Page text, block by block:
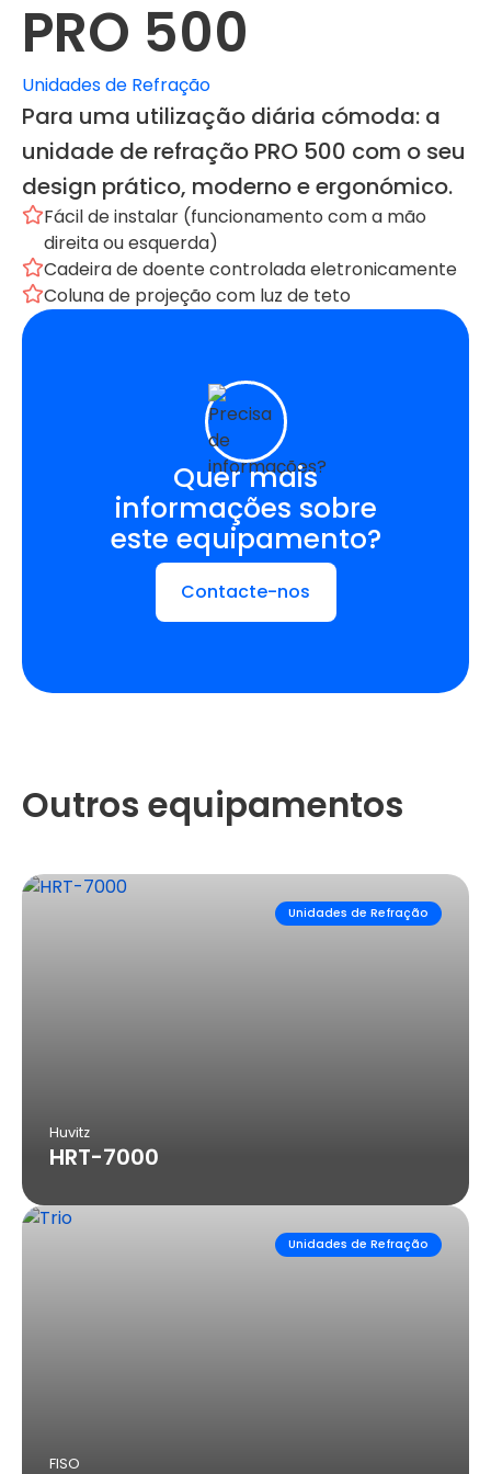
PRO 500
Unidades de Refração
Para uma utilização diária cómoda: a
unidade de refração PRO 500 com o seu
design prático, moderno e ergonómico.
Fácil de instalar (funcionamento com a mão
direita ou esquerda)
Cadeira de doente controlada eletronicamente
Coluna de projeção com luz de teto
Quer mais
informações sobre
este equipamento?
Contacte-nos
Outros equipamentos
Unidades de Refração
Huvitz
HRT-7000
Unidades de Refração
FISO